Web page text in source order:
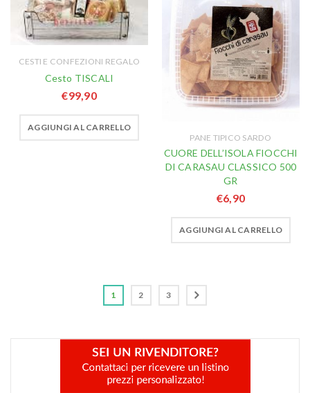
CESTI E CONFEZIONI REGALO
Cesto TISCALI
€99,90
AGGIUNGI AL CARRELLO
PANE TIPICO SARDO
CUORE DELL’ISOLA FIOCCHI
DI CARASAU CLASSICO 500
GR
€6,90
AGGIUNGI AL CARRELLO
1 2 3